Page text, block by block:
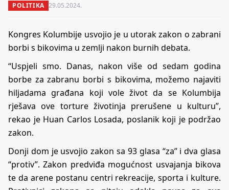
POLITIKA 29.05.2024.
Kongres Kolumbije usvojio je u utorak zakon o zabrani
borbi s bikovima u zemlji nakon burnih debata.
“Uspjeli smo. Danas, nakon više od sedam godina
borbe za zabranu borbi s bikovima, možemo najaviti
hiljadama građana koji vole život da se Kolumbija
rješava ove torture životinja prerušene u kulturu”,
rekao je Huan Carlos Losada, poslanik koji je podržao
zakon.
Donji dom je usvojio zakon sa 93 glasa “za” i dva glasa
“protiv”. Zakon predviđa mogućnost usvajanja bikova
te da arene postanu centri rekreacije, sporta i kulture.